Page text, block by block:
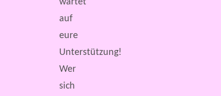
wartet
auf
eure
Unterstützung!
Wer
sich